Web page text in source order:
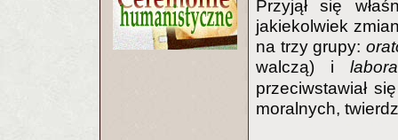
Przyjął się
jakiekolwiek
na trzy grupy:
walczą) i
przeciwstawiał
moralnych,